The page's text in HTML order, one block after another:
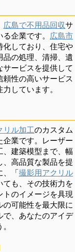
広島で不用品回収サ
企業です。 広島市
化しており、住宅や
品の処理、清掃、遺
ービスを提供して
性の高いサービス
しています。
リル加工のカスタム
企業です。レーザー
、建築模型まで、幅
、高品質な製品を提
、「撮影用アクリル
ても、その技術力を
トのイメージを具現
可能性を最大限に
で、あなたのアイデ